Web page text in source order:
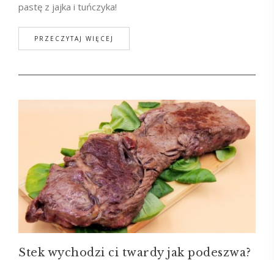
pastę z jajka i tuńczyka!
PRZECZYTAJ WIĘCEJ
Stek wychodzi ci twardy jak podeszwa?